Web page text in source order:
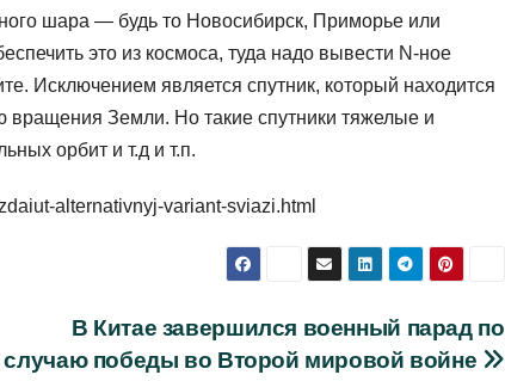
шара — будь то Новосибирск, Приморье или
это из космоса, туда надо вывести N-ное
Исключением является спутник, который находится
вращения Земли. Но такие спутники тяжелые и
орбит и т.д и т.п.
alternativnyj-variant-sviazi.html
В Китае завершился военный парад по
случаю победы во Второй мировой войне